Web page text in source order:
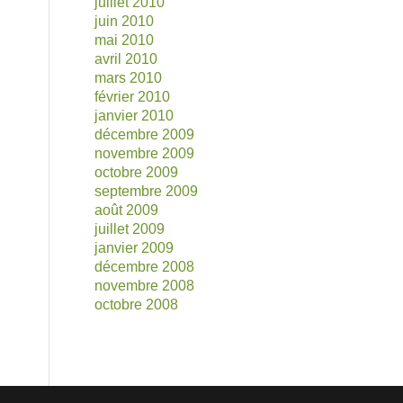
juin 2010
mai 2010
avril 2010
mars 2010
février 2010
janvier 2010
décembre 2009
novembre 2009
octobre 2009
septembre 2009
août 2009
juillet 2009
janvier 2009
décembre 2008
novembre 2008
octobre 2008